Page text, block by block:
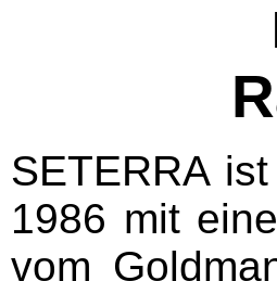
SETERRA
1986 mit
vom